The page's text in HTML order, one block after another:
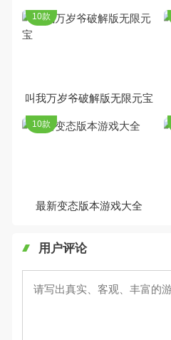
叫我万岁爷破解版无限元宝
10款
最新变态版本游戏大全
10款
用户评论